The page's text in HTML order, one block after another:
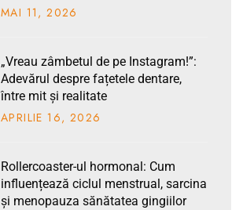
MAI 11 , 2026
„Vreau zâmbetul de pe Instagram!”:
Adevărul despre fațetele dentare,
între mit și realitate
APRILIE16, 2026
Rollercoaster-ul hormonal: Cum
influențează ciclul menstrual, sarcina
și menopauza sănătatea gingiilor